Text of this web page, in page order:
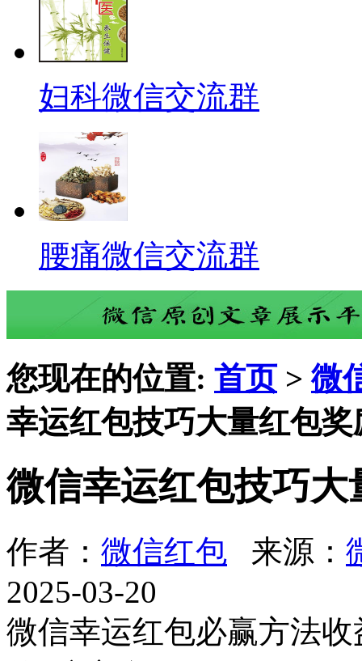
妇科微信交流群
腰痛微信交流群
您现在的位置: 首页 >微
幸运红包技巧大量红包奖
微信幸运红包技巧
作者： 微信红包 来源：
2025-03-20
微信幸运红包必赢方法